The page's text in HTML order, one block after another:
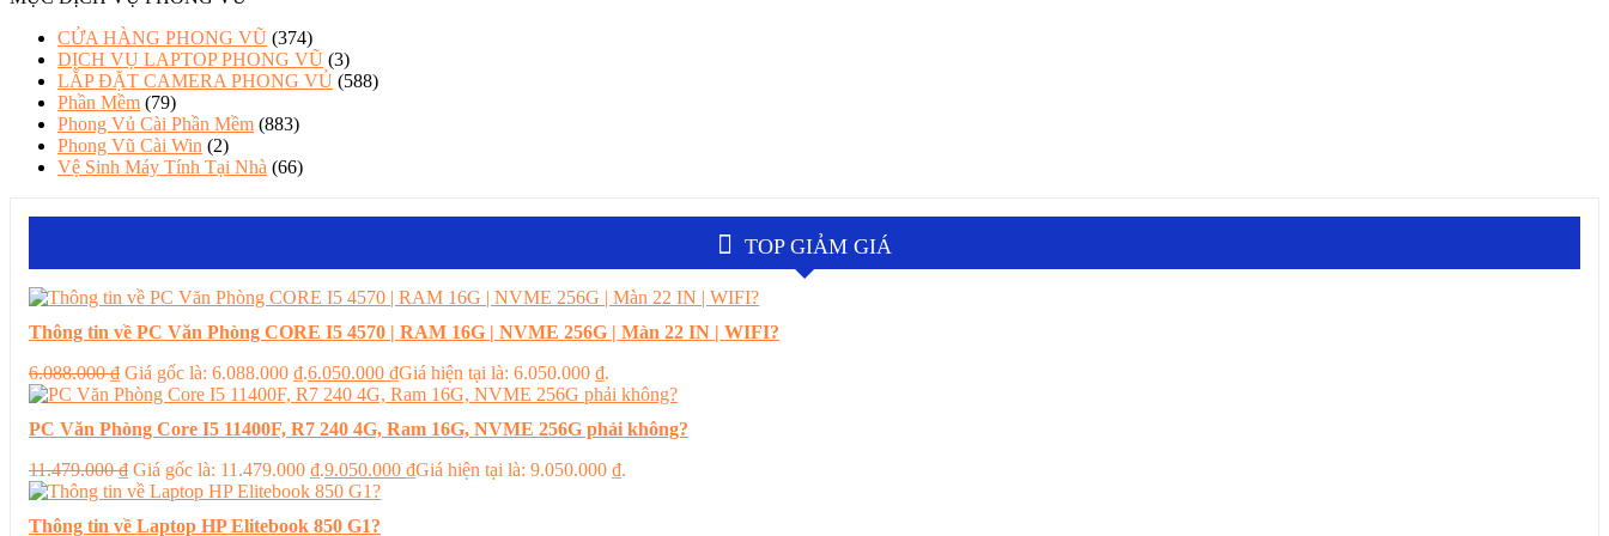
CỬA HÀNG PHONG VŨ (374)
DỊCH VỤ LAPTOP PHONG VŨ (3)
LẮP ĐẶT CAMERA PHONG VỦ (588)
Phần Mềm (79)
Phong Vủ Cài Phần Mềm (883)
Phong Vũ Cài Win (2)
Vệ Sinh Máy Tính Tại Nhà (66)
TOP GIẢM GIÁ
Thông tin về PC Văn Phòng CORE I5 4570 | RAM 16G | NVME 256G | Màn 22 IN | WIFI?
6.088.000₫ Giá gốc là: 6.088.000 ₫.6.050.000 ₫Giá hiện tại là: 6.050.000 ₫.
PC Văn Phòng Core I5 11400F, R7 240 4G, Ram 16G, NVME 256G phải không?
11.479.000₫ Giá gốc là: 11.479.000 ₫.9.050.000 ₫Giá hiện tại là: 9.050.000 ₫.
Thông tin về Laptop HP Elitebook 850 G1?